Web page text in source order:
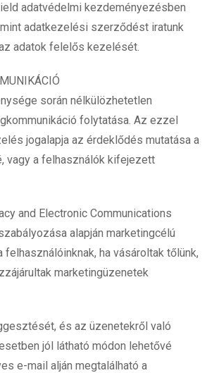
adatvédelmi kezdeményezésben
adatkezelési szerződést iratunk
adatok felelős kezelését.
során nélkülözhetetlen
folytatása. Az ezzel
jogalapja az érdeklődés mutatása a
vagy a felhasználók kifejezett
and Electronic Communications
alapján marketingcélú
felhasználóinknak, ha vásároltak tőlünk,
marketingüzenetek
és az üzenetekről való
jól látható módon lehetővé
e-mail alján megtalálható a